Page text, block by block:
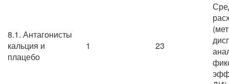
8.1. Антагонисты
кальция и
плацебо
1 23